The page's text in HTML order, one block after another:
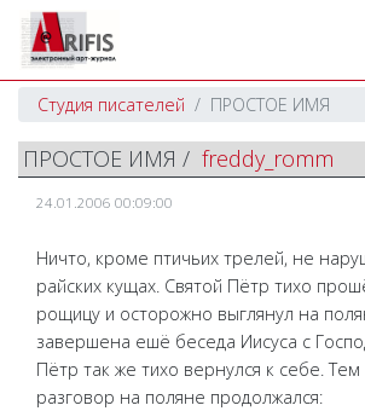
Студия писателей ПРОСТОЕ ИМЯ
ПРОСТОЕ ИМЯ / freddy_romm
24.01.2006 00:09:00
Ничто, кроме птичьих трелей, не
райских кущах. Святой Пётр тихо
рощицу и осторожно выглянул на
завершена ешё беседа Иисуса с
Пётр так же тихо вернулся к себе.
разговор на поляне продолжался: